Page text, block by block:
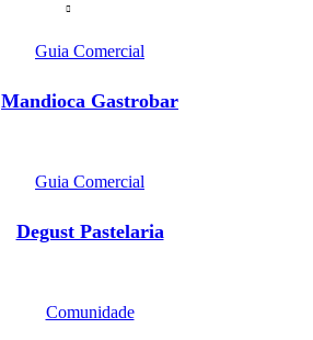
Guia Comercial
Mandioca Gastrobar
Guia Comercial
Degust Pastelaria
Comunidade